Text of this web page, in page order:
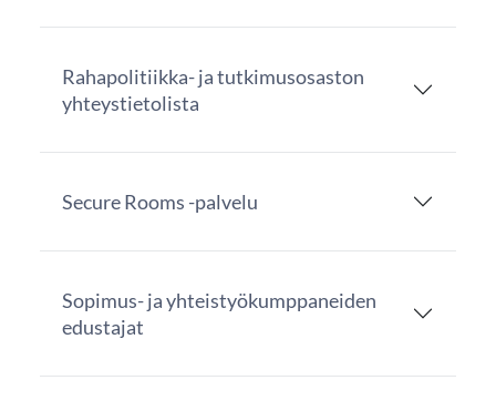
Rahapolitiikka- ja tutkimusosaston
yhteystietolista
Secure Rooms -palvelu
Sopimus- ja yhteistyökumppaneiden
edustajat